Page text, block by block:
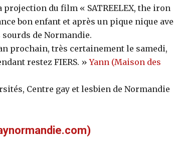
du film « SATREELEX, the iron
bon enfant et après un pique nique
de Normandie.
prochain, très certainement le samedi,
restez FIERS. »Yann (Maison des
Centre gay et lesbien de Normandie